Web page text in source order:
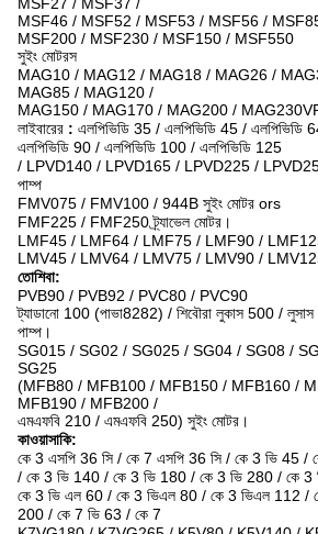
MSF46 / MSF52 / MSF53 / MSF56 /
MSF200 / MSF230 / MSF150 / MSF550
সুইং মোটরস
MAG10 / MAG12 / MAG18 / MAG26 /
MAG85 / MAG120 /
MAG150 / MAG170 / MAG200 / MAG230VP
লাইবারের : এলপিভিডি 35 / এলপিভিডি 45 / এলপিভিডি
এলপিভিডি 90 / এলপিভিডি 100 / এলপিভিডি 125
/ LPVD140 / LPVD165 / LPVD225 /
পাম্প
FMV075 / FMV100 / 944B সুইং মোটর ors
FMF225 / FMF250 ট্র্যাভেল মোটর।
LMF45 / LMF64 / LMF75 / LMF90 /
LMV45 / LMV64 / LMV75 / LMV90 /
তোশিবা:
PVB90 / PVB92 / PVC80 / PVC90
ট্যাডানো 100 (পাভা8282) / শিবৌরা লুকাস 500 /
পাম্প।
SG015 / SG02 / SG025 / SG04 / SG08 /
SG25
(MFB80 / MFB100 / MFB150 / MFB160 /
MFB190 / MFB200 /
এমএফবি 210 / এমএফবি 250) সুইং মোটর।
কাওয়াসাকি:
কে 3 এসপি 36 সি / কে 7 এসপি 36 সি / কে 3 ভি 45 /
/ কে 3 ভি 140 / কে 3 ভি 180 / কে 3 ভি 280 / কে
কে 3 ভি এল 60 / কে 3 ভিএল 80 / কে 3 ভিএল 112 /
200 / কে 7 ভি 63 / কে 7